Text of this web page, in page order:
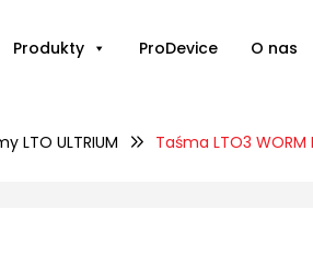
Produkty ProDevice O nas
LTO ULTRIUM Taśma LTO3 WORM